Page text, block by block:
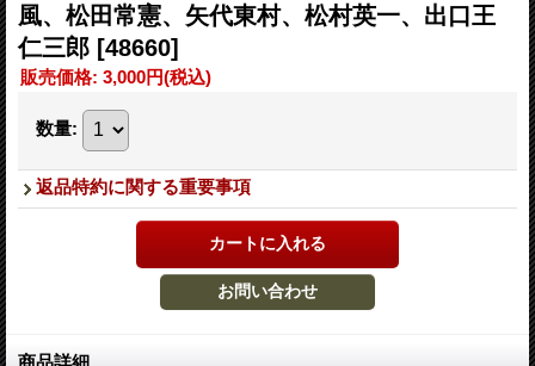
風、松田常憲、矢代東村、松村英一、出口王
仁三郎 [48660]
販売価格: 3,000円(税込)
数量:
返品特約に関する重要事項
商品詳細